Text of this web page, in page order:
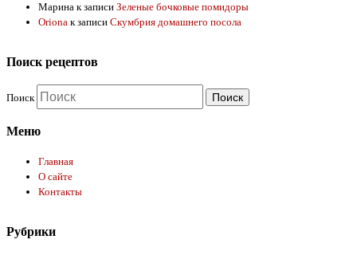
Марина к записи Зеленые бочковые помидоры
Oriona к записи Скумбрия домашнего посола
Поиск рецептов
Поиск
Меню
Главная
О сайте
Контакты
Рубрики